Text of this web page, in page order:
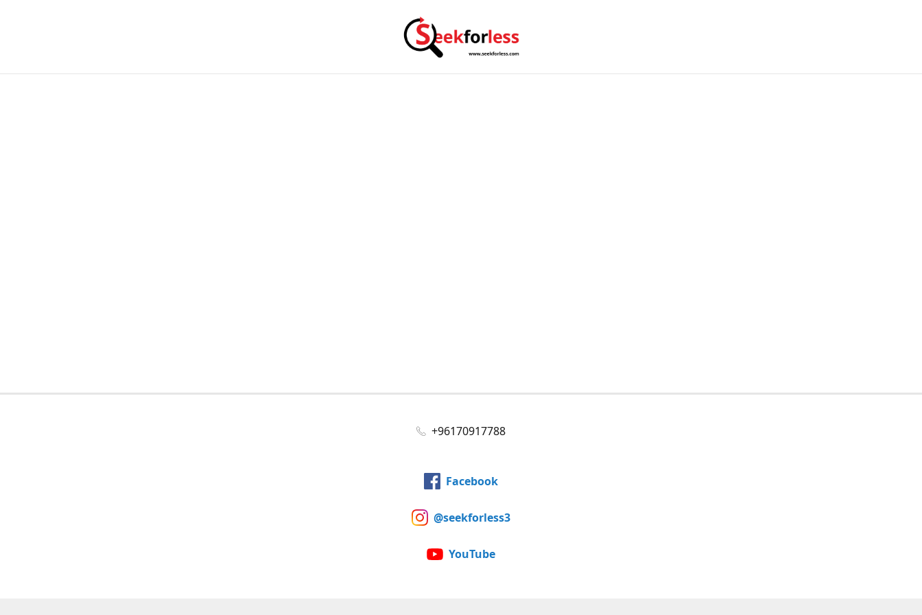
+96170917788
Facebook
@seekforless3
YouTube